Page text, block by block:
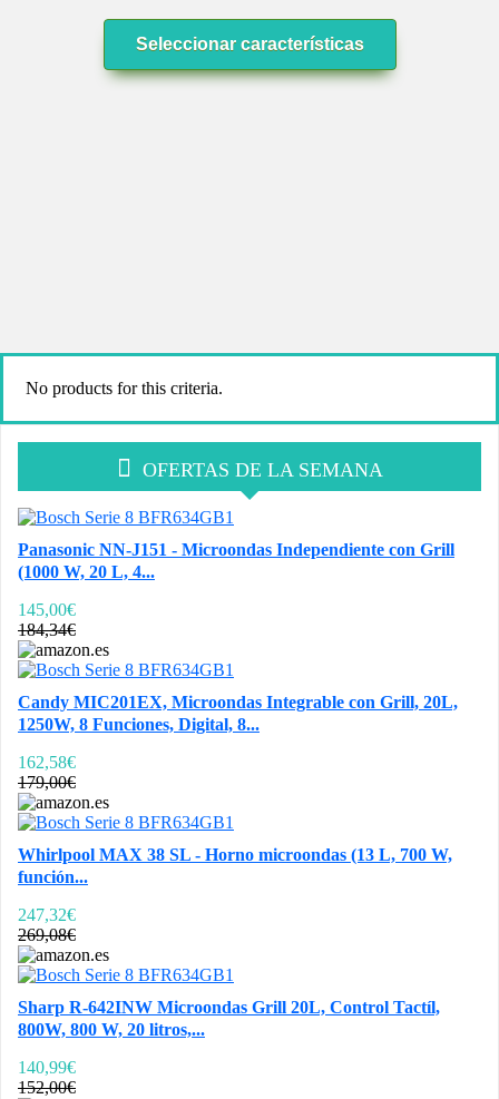
Seleccionar características
No products for this criteria.
OFERTAS DE LA SEMANA
Panasonic NN-J151 - Microondas Independiente con Grill
(1000 W, 20 L, 4...
145,00€
184,34€
Candy MIC201EX, Microondas Integrable con Grill, 20L,
1250W, 8 Funciones, Digital, 8...
162,58€
179,00€
Whirlpool MAX 38 SL - Horno microondas (13 L, 700 W,
función...
247,32€
269,08€
Sharp R-642INW Microondas Grill 20L, Control Tactíl,
800W, 800 W, 20 litros,...
140,99€
152,00€